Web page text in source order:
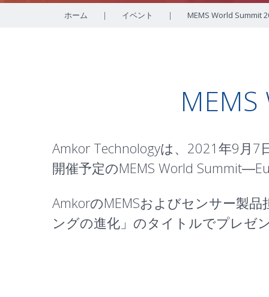
ホーム | イベント | MEMS World Summit
Amkor Technologyは、2021年9月
開催予定のMEMS World
AmkorのMEMSおよびセンサー製
ングの進化 」のタイトルでプレゼ